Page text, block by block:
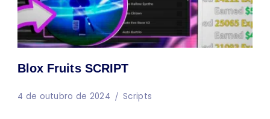
Blox Fruits SCRIPT
4 de outubro de 2024 Scripts